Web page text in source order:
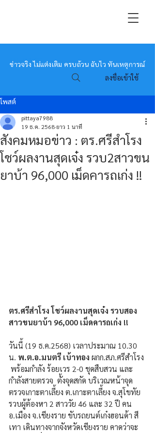
หมอข่าว
ข่าวจริง ไม่แต่งเติม ครบถ้วน ฉับไว ทันเหตุการณ์
ลงชื่อเข้าใช้
โพสต์
สังคมหมอข่าว : ตร.ศรีสำโรง
โชว์ผลงานสุดเจ๋ง รวบ2สาวขน
ยาบ้า 96,000 เม็ดคารถเก่ง !!
pittaya7988
19 ธ.ค. 2568 ยาว 1 นาที
ตร.ศรีสำโรง โชว์ผลงานสุดเจ๋ง รวบสอง
สาวขนยาบ้า 96,000 เม็ดคารถเก่ง !!
วันนี้ (19 ธ.ค.2568) เวลาประมาณ 10.30
น. พ.ต.อ.มนตรี เบ้าทอง ผกก.สภ.ศรีสำโรง
พร้อมกำลัง ร้อยเวร 2-0 ชุดสืบสวน และ
กำลังสายตรวจ  ตั้งจุดสกัด บริเวณหน้าจุด
ตรวจเกาะตาเลี้ยง ต.เกาะตาเลี้ยง จ.สุโขทัย
รวบผู้ต้องหา 2 สาววัย 46 และ 32 ปี คน
อ.เมือง จ.เชียงราย ขับรถยนต์เก๋งฮอนด้า สี
เทา เดินทางจากจังหวัดเชียงราย คาดว่าจะ